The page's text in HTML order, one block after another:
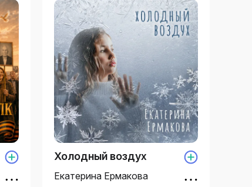
Холодный воздух
Екатерина Ермакова